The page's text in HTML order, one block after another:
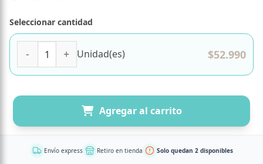
Seleccionar cantidad
Unidad(es) $52.990
Agregar al carrito
Envío express Retiro en tienda Solo quedan 2 disponibles